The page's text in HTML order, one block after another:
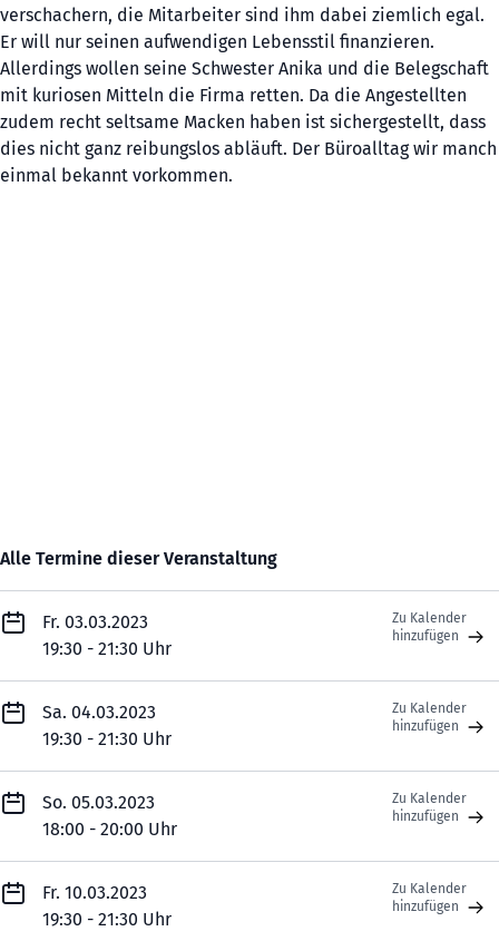
verschachern, die Mitarbeiter sind ihm dabei ziemlich egal.
Er will nur seinen aufwendigen Lebensstil finanzieren.
Allerdings wollen seine Schwester Anika und die Belegschaft
mit kuriosen Mitteln die Firma retten. Da die Angestellten
zudem recht seltsame Macken haben ist sichergestellt, dass
dies nicht ganz reibungslos abläuft. Der Büroalltag wir manch
einmal bekannt vorkommen.
Alle Termine dieser Veranstaltung
Fr. 03.03.2023
19:30 - 21:30 Uhr
Zu Kalender
hinzufügen
Sa. 04.03.2023
19:30 - 21:30 Uhr
Zu Kalender
hinzufügen
So. 05.03.2023
18:00 - 20:00 Uhr
Zu Kalender
hinzufügen
Fr. 10.03.2023
19:30 - 21:30 Uhr
Zu Kalender
hinzufügen